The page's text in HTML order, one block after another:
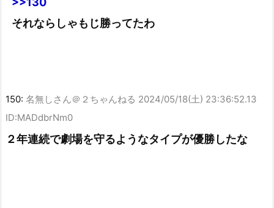
それならしゃもじ勝ってたわ
150: 名無しさん＠２ちゃんねる 2024/05/18(土) 23:36:52.13
ID:MADdbrNm0
２年連続で劇場を守るようなタイプが優勝したな